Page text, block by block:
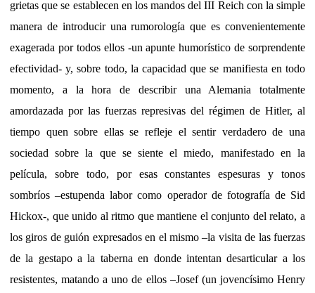
grietas que se establecen en los mandos del III Reich con la simple
manera de introducir una rumorología que es convenientemente
exagerada por todos ellos -un apunte humorístico de sorprendente
efectividad- y, sobre todo, la capacidad que se manifiesta en todo
momento, a la hora de describir una Alemania totalmente
amordazada por las fuerzas represivas del régimen de Hitler, al
tiempo quen sobre ellas se refleje el sentir verdadero de una
sociedad sobre la que se siente el miedo, manifestado en la
película, sobre todo, por esas constantes espesuras y tonos
sombríos –estupenda labor como operador de fotografía de Sid
Hickox-, que unido al ritmo que mantiene el conjunto del relato, a
los giros de guión expresados en el mismo –la visita de las fuerzas
de la gestapo a la taberna en donde intentan desarticular a los
resistentes, matando a uno de ellos –Josef (un jovencísimo Henry